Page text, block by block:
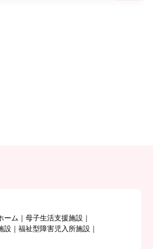
ーム
母子生活支援施設
設
福祉型障害児入所施設